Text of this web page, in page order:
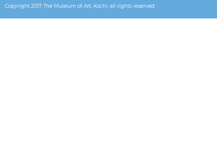
Copyright 2017, The Museum of Art, Kochi, all rights reserved.